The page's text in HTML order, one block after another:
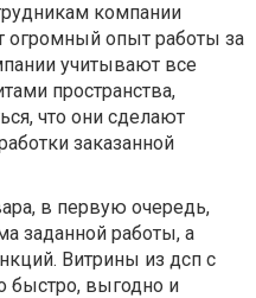
компании
опыт работы за
учитывают все
пространства,
что они сделают
заказанной
в первую очередь,
заданной работы, а
Витрины из дсп с
быстро, выгодно и